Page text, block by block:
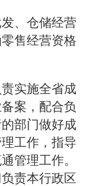
、仓储经营
售经营资格
实施全省成
案，配合负
部门做好成
工作，指导
管理工作。
责本行政区